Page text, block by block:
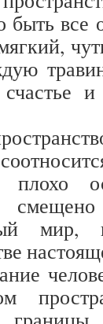
быть все
плохо
мир,